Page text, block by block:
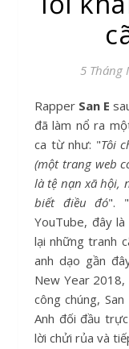
5 Tháng
Rapper San E
đã làm nổ ra
ca từ như: "Tôi
(một trang web
là tệ nạn xã hội,
biết điều đó".
YouTube, đây
lại những tranh
anh dạo gần
New Year 2018,
công chúng,
Anh đối đầu
lời chửi rủa và